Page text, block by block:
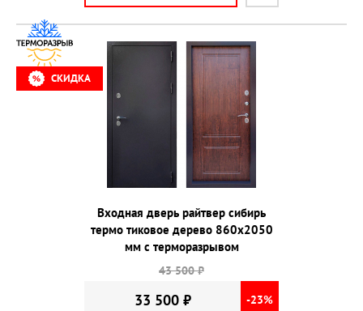
СКИДКА
Входная дверь райтвер сибирь
термо тиковое дерево 860х2050
мм с терморазрывом
43 500 ₽
33 500 ₽ -23%